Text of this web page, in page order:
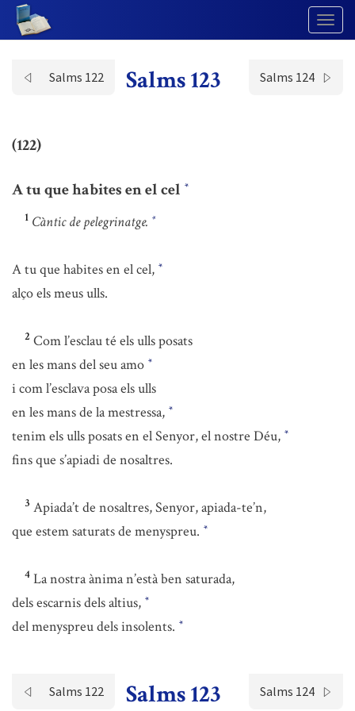
Salms 122 Salms 123 Salms 124
(122)
A tu que habites en el cel *
1 Càntic de pelegrinatge. *
A tu que habites en el cel, *
alço els meus ulls.
2 Com l’esclau té els ulls posats
en les mans del seu amo *
i com l’esclava posa els ulls
en les mans de la mestressa, *
tenim els ulls posats en el Senyor, el nostre Déu, *
fins que s’apiadi de nosaltres.
3 Apiada’t de nosaltres, Senyor, apiada-te’n,
que estem saturats de menyspreu. *
4 La nostra ànima n’està ben saturada,
dels escarnis dels altius, *
del menyspreu dels insolents. *
Salms 122 Salms 123 Salms 124